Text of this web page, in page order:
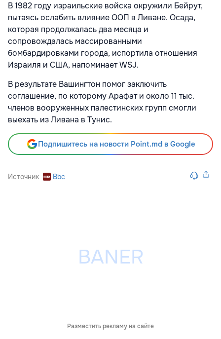
В 1982 году израильские войска окружили Бейрут,
пытаясь ослабить влияние ООП в Ливане. Осада,
которая продолжалась два месяца и
сопровождалась массированными
бомбардировками города, испортила отношения
Израиля и США, напоминает WSJ.
В результате Вашингтон помог заключить
соглашение, по которому Арафат и около 11 тыс.
членов вооруженных палестинских групп смогли
выехать из Ливана в Тунис.
Подпишитесь на новости Point.md в Google
Источник Bbc
Разместить рекламу на сайте